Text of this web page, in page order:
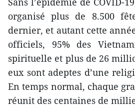
organisé plus de 8.500
dernier, et autant cette
officiels, 95% des
spirituelle et plus de 26
eux sont adeptes d’une
En temps normal, chaque
réunit des centaines de